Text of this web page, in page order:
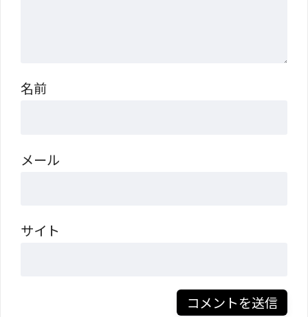
名前
メール
サイト